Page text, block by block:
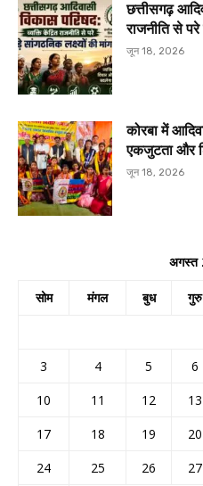
छत्तीसगढ़
राजनीति से
जून 18, 2026
कोरबा में
एकजुटता और
जून 18, 2026
अगस्त
सोम मंगल बुध गुरु
3
4 5 6
10
11 12 13
17
18 19 20
24
25 26 27